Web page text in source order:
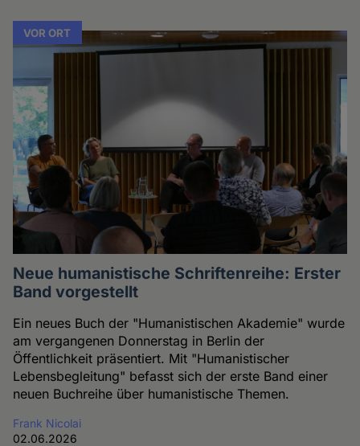
VOR ORT
Neue humanistische Schriftenreihe: Erster
Band vorgestellt
Ein neues Buch der "Humanistischen Akademie" wurde
am vergangenen Donnerstag in Berlin der
Öffentlichkeit präsentiert. Mit "Humanistischer
Lebensbegleitung" befasst sich der erste Band einer
neuen Buchreihe über humanistische Themen.
Frank Nicolai
02.06.2026